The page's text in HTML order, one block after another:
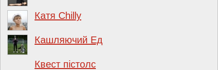
Катя Chilly
Кашляючий Ед
Квест пістолс